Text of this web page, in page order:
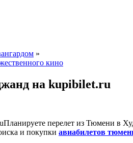
»
кино
на kupibilet.ru
Планируете перелет из Тюмени в
и покупки авиабилетов